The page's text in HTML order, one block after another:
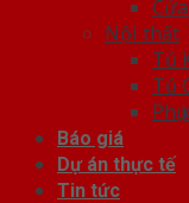
Nội thất
Tủ
Tủ
Báo giá
Dự án thực tế
Tin tức